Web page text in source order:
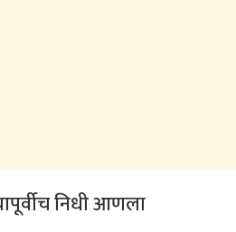
निधी आणला